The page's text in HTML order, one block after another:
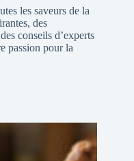
les saveurs de la
des
conseils d’experts
passion pour la